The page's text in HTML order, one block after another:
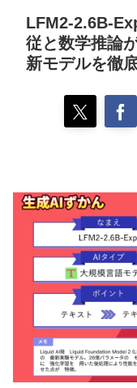
LFM2-2.6B-
従と数学推論
新モデルを徹